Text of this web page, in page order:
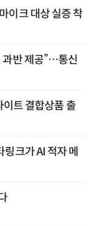
이크 대상 실증 착
과반 제공”…통신
트 결합상품 출
크가 AI 적자 메